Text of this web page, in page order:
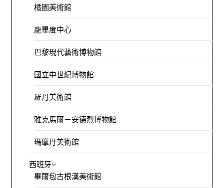
橘園美術館
龐畢度中心
巴黎現代藝術博物館
國立中世紀博物館
羅丹美術館
雅克馬爾－安德烈博物館
瑪摩丹美術館
西班牙
畢爾包古根漢美術館